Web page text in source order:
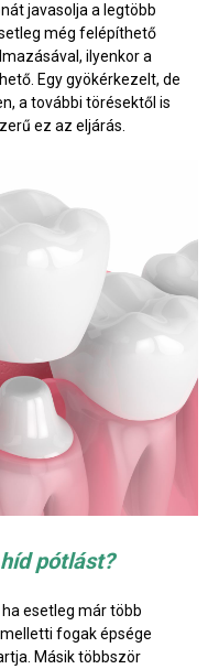
javasolja a legtöbb
még felépíthető
ilyenkor a
Egy gyökérkezelt, de
a további törésektől is
ez az eljárás.
pótlást?
esetleg már több
fogak épsége
Másik többször